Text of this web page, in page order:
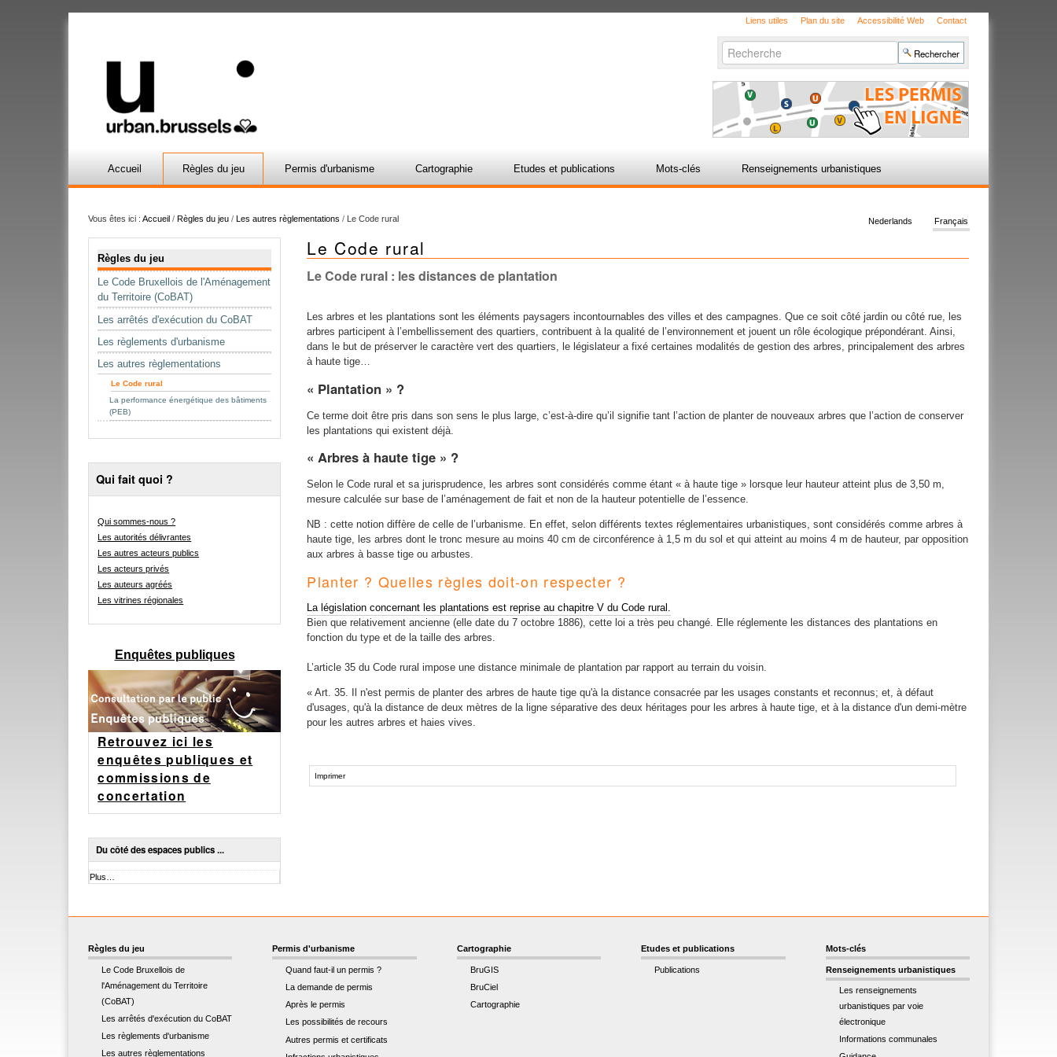
Liens utiles Plan du site Accessibilité Web Contact
Chercher par
avancée…
Accueil Règles du jeu Permis d'urbanisme Cartographie Etudes et publications Mots-clés Renseignements urbanistiques
Vous êtes ici : Accueil / Règles du jeu / Les autres règlementations / Le Code rural Français
Nederlands
Règles du jeu
Le Code Bruxellois de l'Aménagement
du Territoire (CoBAT)
Les arrêtés d'exécution du CoBAT
Les règlements d'urbanisme
Les autres règlementations
Le Code rural
La performance énergétique des bâtiments
(PEB)
Qui fait quoi ?
Qui sommes-nous ?
Les autorités délivrantes
Les autres acteurs publics
Les acteurs privés
Les auteurs agréés
Les vitrines régionales
Enquêtes publiques
Retrouvez ici les
enquêtes publiques et
commissions de
concertation
Du côté des espaces publics ...
Du
-
Plus…
Le Code rural
Le Code rural : les distances de plantation
Les arbres et les plantations sont les éléments paysagers incontournables des villes et des campagnes. Que ce soit côté jardin ou côté rue, les
arbres participent à l’embellissement des quartiers, contribuent à la qualité de l’environnement et jouent un rôle écologique prépondérant. Ainsi,
dans le but de préserver le caractère vert des quartiers, le législateur a fixé certaines modalités de gestion des arbres, principalement des arbres
à haute tige…
« Plantation » ?
Ce terme doit être pris dans son sens le plus large, c’est-à-dire qu’il signifie tant l’action de planter de nouveaux arbres que l’action de conserver
les plantations qui existent déjà.
« Arbres à haute tige » ?
Selon le Code rural et sa jurisprudence, les arbres sont considérés comme étant « à haute tige » lorsque leur hauteur atteint plus de 3,50 m,
mesure calculée sur base de l’aménagement de fait et non de la hauteur potentielle de l’essence.
NB : cette notion diffère de celle de l’urbanisme. En effet, selon différents textes réglementaires urbanistiques, sont considérés comme arbres à
haute tige, les arbres dont le tronc mesure au moins 40 cm de circonférence à 1,5 m du sol et qui atteint au moins 4 m de hauteur, par opposition
aux arbres à basse tige ou arbustes.
Planter ? Quelles règles doit-on respecter ?
La législation concernant les plantations est reprise au chapitre V du Code rural.
Bien que relativement ancienne (elle date du 7 octobre 1886), cette loi a très peu changé. Elle réglemente les distances des plantations en
fonction du type et de la taille des arbres.
L’article 35 du Code rural impose une distance minimale de plantation par rapport au terrain du voisin.
« Art. 35. Il n'est permis de planter des arbres de haute tige qu'à la distance consacrée par les usages constants et reconnus; et, à défaut
d'usages, qu'à la distance de deux mètres de la ligne séparative des deux héritages pour les arbres à haute tige, et à la distance d'un demi-mètre
pour les autres arbres et haies vives.
surImprimer
Règles du jeu
Le Code Bruxellois de
l'Aménagement du Territoire
(CoBAT)
Les arrêtés d'exécution du CoBAT
Les règlements d'urbanisme
Les autres règlementations
Permis d'urbanisme
Quand faut-il un permis ?
La demande de permis
Après le permis
Les possibilités de recours
Autres permis et certificats
Cartographie
BruGIS
BruCiel
Cartographie
Etudes et publications
Publications
Mots-clés
Renseignements urbanistiques
Les renseignements
urbanistiques par voie
électronique
Informations communales